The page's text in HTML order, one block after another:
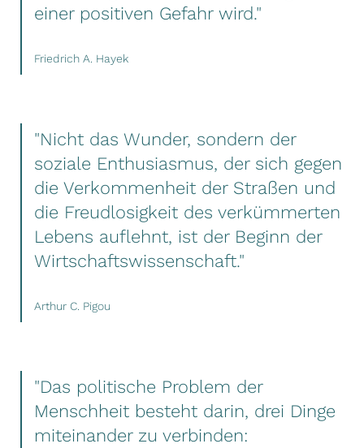
einer positiven Gefahr wird."
Friedrich A. Hayek
"Nicht das Wunder, sondern der
soziale Enthusiasmus, der sich gegen
die Verkommenheit der Straßen und
die Freudlosigkeit des verkümmerten
Lebens auflehnt, ist der Beginn der
Wirtschaftswissenschaft."
Arthur C. Pigou
"Das politische Problem der
Menschheit besteht darin, drei Dinge
miteinander zu verbinden: